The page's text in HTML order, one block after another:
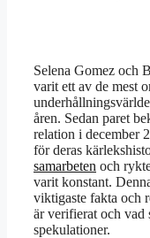
Selena Gomez och
varit ett av de mest
åren. Sedan paret
relation i december
för deras
samarbeten och
varit konstant.
viktigaste fakta och
är verifierat och vad
spekulationer.